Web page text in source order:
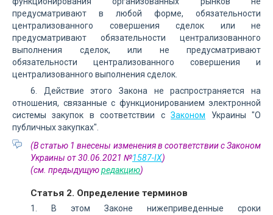
предусматривают в любой форме, обязательности
централизованного совершения сделок или не
предусматривают обязательности централизованного
выполнения сделок, или не предусматривают
обязательности централизованного совершения и
централизованного выполнения сделок.
6. Действие этого Закона не распространяется на
отношения, связанные с функционированием электронной
системы закупок в соответствии сЗаконом Украины "О
публичных закупках".
(В статью 1 внесены изменения в соответствии с Законом
Украины от 30.06.2021 №1587-IX)
(см. предыдущуюредакцию)
Статья 2. Определение терминов
1. В этом Законе нижеприведенные сроки